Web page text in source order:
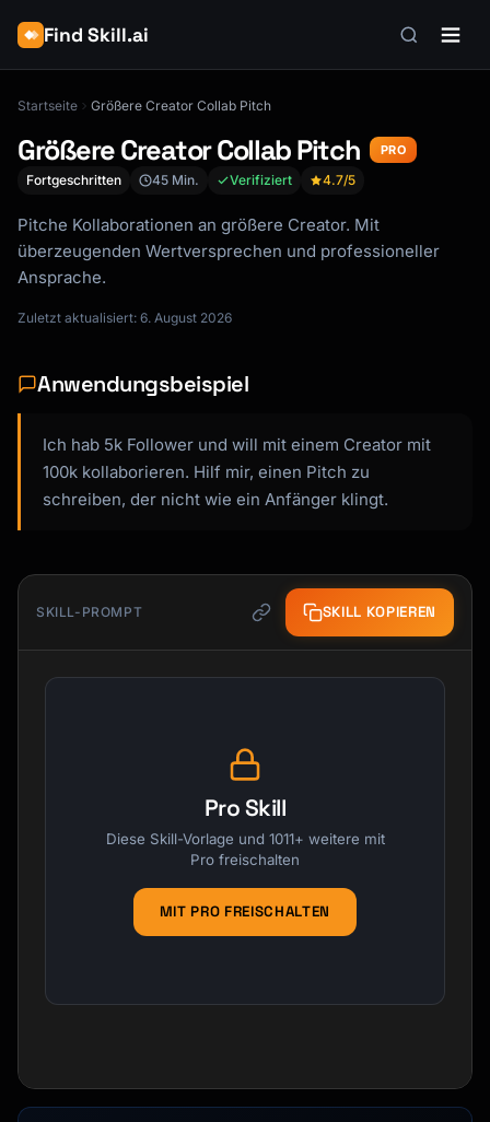
Find Skill.ai
Startseite Größere Creator Collab Pitch
Größere Creator Collab Pitch PRO
Fortgeschritten 45 Min. Verifiziert 4.7/5
Pitche Kollaborationen an größere Creator. Mit
überzeugenden Wertversprechen und professioneller
Ansprache.
Zuletzt aktualisiert: 6. August 2026
Anwendungsbeispiel
Ich hab 5k Follower und will mit einem Creator mit
100k kollaborieren. Hilf mir, einen Pitch zu
schreiben, der nicht wie ein Anfänger klingt.
SKILL-PROMPT SKILL KOPIEREN
Pro Skill
Diese Skill-Vorlage und 1011+ weitere mit
Pro freischalten
MIT PRO FREISCHALTEN